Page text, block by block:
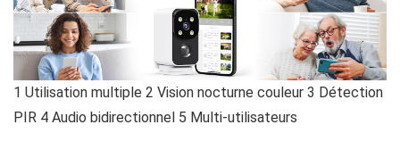
1 Utilisation multiple 2 Vision nocturne couleur 3 Détection
PIR 4 Audio bidirectionnel 5 Multi-utilisateurs